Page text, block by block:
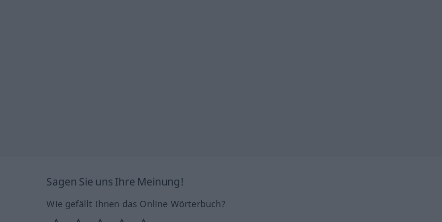
Sagen Sie uns Ihre Meinung!
Wie gefällt Ihnen das Online Wörterbuch?